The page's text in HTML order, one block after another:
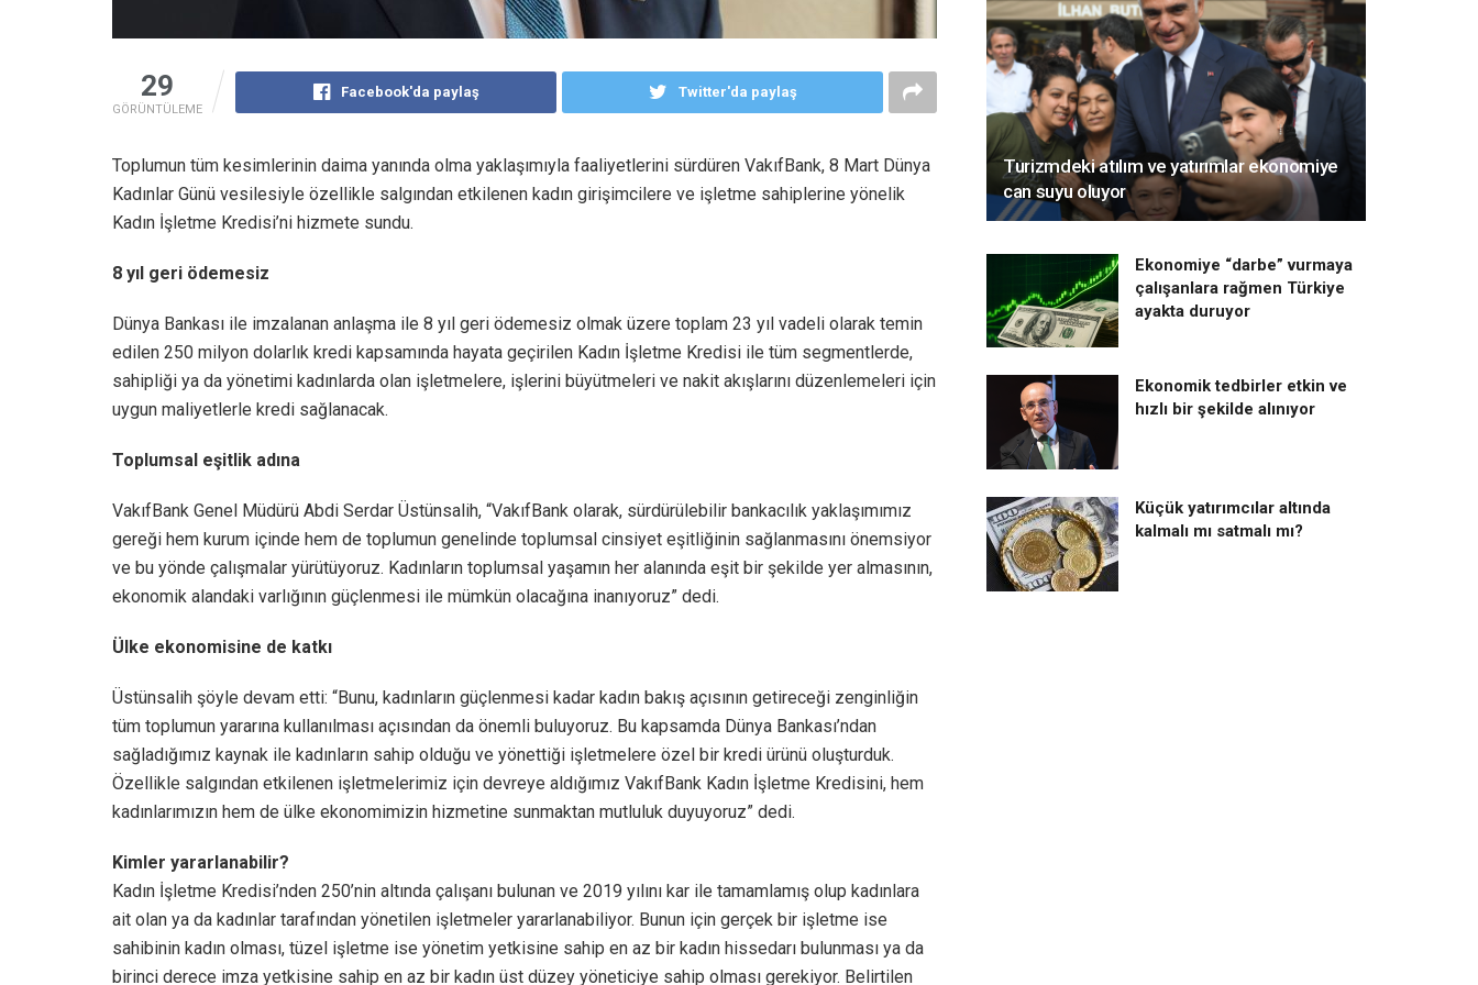
29
GÖRÜNTÜLEME
Facebook'da paylaş Twitter'da paylaş
Toplumun tüm kesimlerinin daima yanında olma yaklaşımıyla faaliyetlerini sürdüren VakıfBank, 8 Mart Dünya
Kadınlar Günü vesilesiyle özellikle salgından etkilenen kadın girişimcilere ve işletme sahiplerine yönelik
Kadın İşletme Kredisi’ni hizmete sundu.
8 yıl geri ödemesiz
Dünya Bankası ile imzalanan anlaşma ile 8 yıl geri ödemesiz olmak üzere toplam 23 yıl vadeli olarak temin
edilen 250 milyon dolarlık kredi kapsamında hayata geçirilen Kadın İşletme Kredisi ile tüm segmentlerde,
sahipliği ya da yönetimi kadınlarda olan işletmelere, işlerini büyütmeleri ve nakit akışlarını düzenlemeleri için
uygun maliyetlerle kredi sağlanacak.
Toplumsal eşitlik adına
VakıfBank Genel Müdürü Abdi Serdar Üstünsalih, “VakıfBank olarak, sürdürülebilir bankacılık yaklaşımımız
gereği hem kurum içinde hem de toplumun genelinde toplumsal cinsiyet eşitliğinin sağlanmasını önemsiyor
ve bu yönde çalışmalar yürütüyoruz. Kadınların toplumsal yaşamın her alanında eşit bir şekilde yer almasının,
ekonomik alandaki varlığının güçlenmesi ile mümkün olacağına inanıyoruz” dedi.
Ülke ekonomisine de katkı
Üstünsalih şöyle devam etti: “Bunu, kadınların güçlenmesi kadar kadın bakış açısının getireceği zenginliğin
tüm toplumun yararına kullanılması açısından da önemli buluyoruz. Bu kapsamda Dünya Bankası’ndan
sağladığımız kaynak ile kadınların sahip olduğu ve yönettiği işletmelere özel bir kredi ürünü oluşturduk.
Özellikle salgından etkilenen işletmelerimiz için devreye aldığımız VakıfBank Kadın İşletme Kredisini, hem
kadınlarımızın hem de ülke ekonomimizin hizmetine sunmaktan mutluluk duyuyoruz” dedi.
Kimler yararlanabilir?
Kadın İşletme Kredisi’nden 250’nin altında çalışanı bulunan ve 2019 yılını kar ile tamamlamış olup kadınlara
ait olan ya da kadınlar tarafından yönetilen işletmeler yararlanabiliyor. Bunun için gerçek bir işletme ise
sahibinin kadın olması, tüzel işletme ise yönetim yetkisine sahip en az bir kadın hissedarı bulunması ya da
birinci derece imza yetkisine sahip en az bir kadın üst düzey yöneticiye sahip olması gerekiyor. Belirtilen
Turizmdeki atılım ve yatırımlar ekonomiye
can suyu oluyor
Ekonomiye “darbe” vurmaya
çalışanlara rağmen Türkiye
ayakta duruyor
Ekonomik tedbirler etkin ve
hızlı bir şekilde alınıyor
Küçük yatırımcılar altında
kalmalı mı satmalı mı?